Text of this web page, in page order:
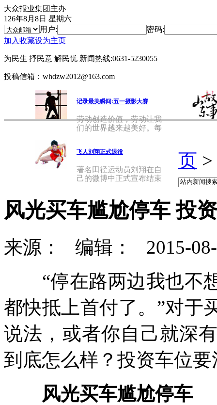
大众报业集团主办
126年8月8日 星期六
用户:
密码:
加入收藏设为主页
为民生 抒民意 解民忧 新闻热线:0631-5230055
投稿信箱：whdzw2012@163.com
记录最美瞬间:五一摄影大赛
劳动创造价值，劳动让我
们的世界越来越美好。每
飞人刘翔正式退役
著名田径运动员刘翔在自
己的微博中正式宣布结束
页 >
风光买车尴尬停车 投
来源： 编辑：
2015-
“停在路两边我也不想
都快抵上首付了。”对于
说法，或者你自己就深
到底怎么样？投资车位
风光买车尴尬停车